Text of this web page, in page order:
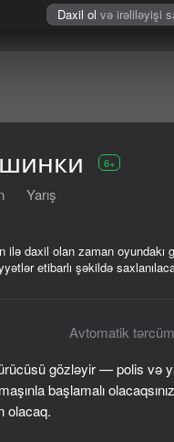
Daxil ol və irəliləyişi
6+
Yarış
ilə daxil olan zaman oyundakı
etibarlı şəkildə
Avtomatik
gözləyir — polis və
başlamalı
olacaq.